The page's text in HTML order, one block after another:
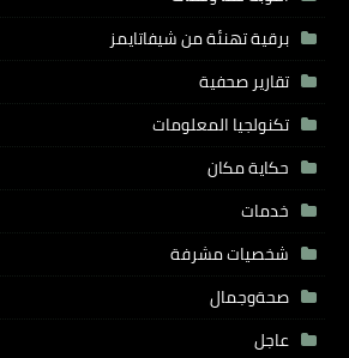
برقية تهنئة من شيفاتايمز
تقارير صحفية
تكنولجيا المعلومات
حكاية مكان
خدمات
شخصيات مشرفة
صحةوجمال
عاجل